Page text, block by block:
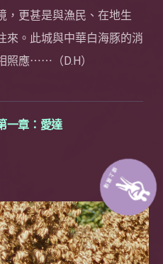
，更甚是與漁民、在地生
來。此城與中華白海豚的消
照應⋯⋯（D.H）
一章：愛達